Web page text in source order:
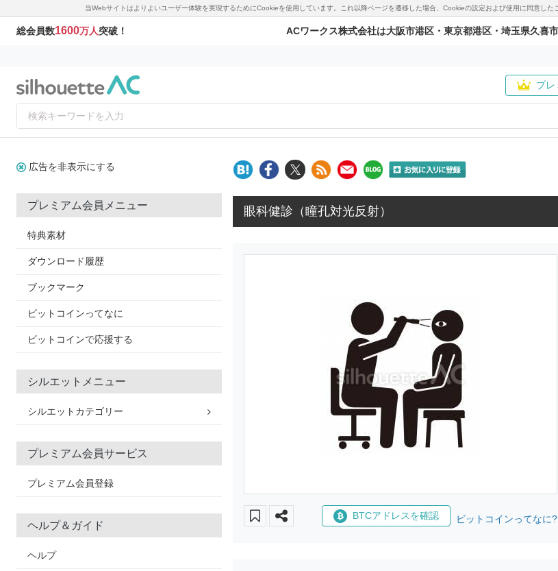
当Webサイトはよりよいユーザー体験を実現するためにCookieを使用しています。これ以降ページを遷移した場合、Cookieの設定および使用に同意し
総会員数1600万人突破！ ACワークス株式会社は大阪市港区・東京都港区・埼玉県久喜
プレ
広告を非表示にする
プレミアム会員メニュー
特典素材
ダウンロード履歴
ブックマーク
ビットコインってなに
ビットコインで応援する
シルエットメニュー
シルエットカテゴリー
プレミアム会員サービス
プレミアム会員登録
ヘルプ＆ガイド
ヘルプ
眼科健診（瞳孔対光反射）
BTCアドレスを確認 ビットコインってなに?